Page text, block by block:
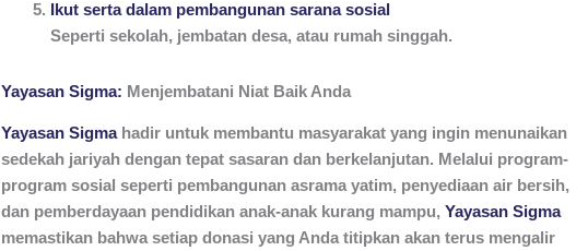
Ikut serta dalam pembangunan sarana sosial
Seperti sekolah, jembatan desa, atau rumah singgah.
Yayasan Sigma: Menjembatani Niat Baik Anda
Yayasan Sigmahadir untuk membantu masyarakat yang ingin menunaikan
sedekah jariyah dengan tepat sasaran dan berkelanjutan. Melalui program-
program sosial seperti pembangunan asrama yatim, penyediaan air bersih,
dan pemberdayaan pendidikan anak-anak kurang mampu, Yayasan Sigma
memastikan bahwa setiap donasi yang Anda titipkan akan terus mengalir